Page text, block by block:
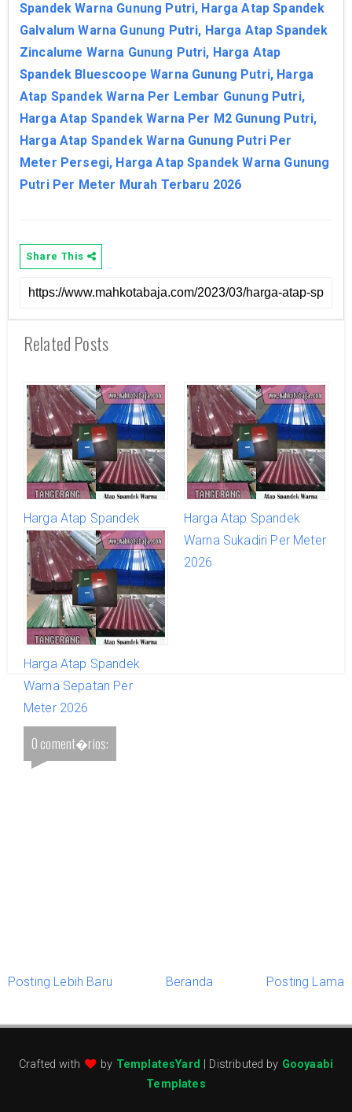
Spandek Warna Gunung Putri, Harga Atap Spandek
Galvalum Warna Gunung Putri, Harga Atap Spandek
Zincalume Warna Gunung Putri, Harga Atap
Spandek Bluescoope Warna Gunung Putri, Harga
Atap Spandek Warna Per Lembar Gunung Putri,
Harga Atap Spandek Warna Per M2 Gunung Putri,
Harga Atap Spandek Warna Gunung Putri Per
Meter Persegi, Harga Atap Spandek Warna Gunung
Putri Per Meter Murah Terbaru 2026
Share This
Related Posts
Harga Atap Spandek
Warna Teluknaga Per
Meter 2026
Harga Atap Spandek
Warna Sukadiri Per Meter
2026
Harga Atap Spandek
Warna Sepatan Per
Meter 2026
0 coment�rios:
Posting Lebih Baru Beranda Posting Lama
Crafted with by TemplatesYard | Distributed by Gooyaabi
Templates